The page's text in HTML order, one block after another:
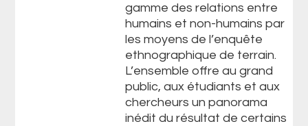
gamme des relations entre
humains et non-humains par
les moyens de l’enquête
ethnographique de terrain.
L’ensemble offre au grand
public, aux étudiants et aux
chercheurs un panorama
inédit du résultat de certains